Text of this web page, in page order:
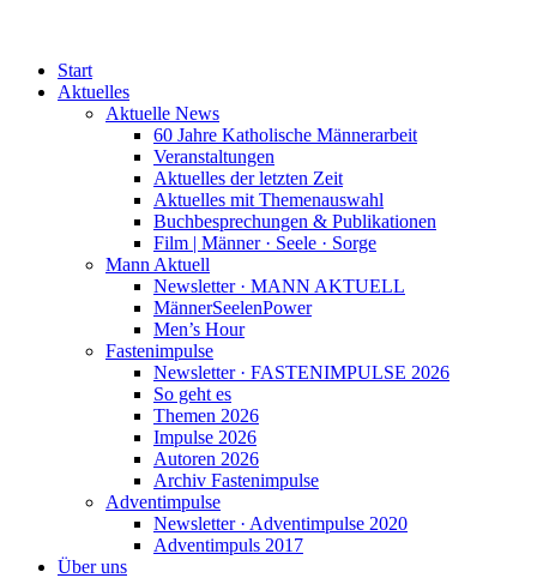
Start
Aktuelles
Aktuelle News
60 Jahre Katholische Männerarbeit
Veranstaltungen
Aktuelles der letzten Zeit
Aktuelles mit Themenauswahl
Buchbesprechungen & Publikationen
Film | Männer · Seele · Sorge
Mann Aktuell
Newsletter · MANN AKTUELL
MännerSeelenPower
Men’s Hour
Fastenimpulse
Newsletter · FASTENIMPULSE 2026
So geht es
Themen 2026
Impulse 2026
Autoren 2026
Archiv Fastenimpulse
Adventimpulse
Newsletter · Adventimpulse 2020
Adventimpuls 2017
Über uns